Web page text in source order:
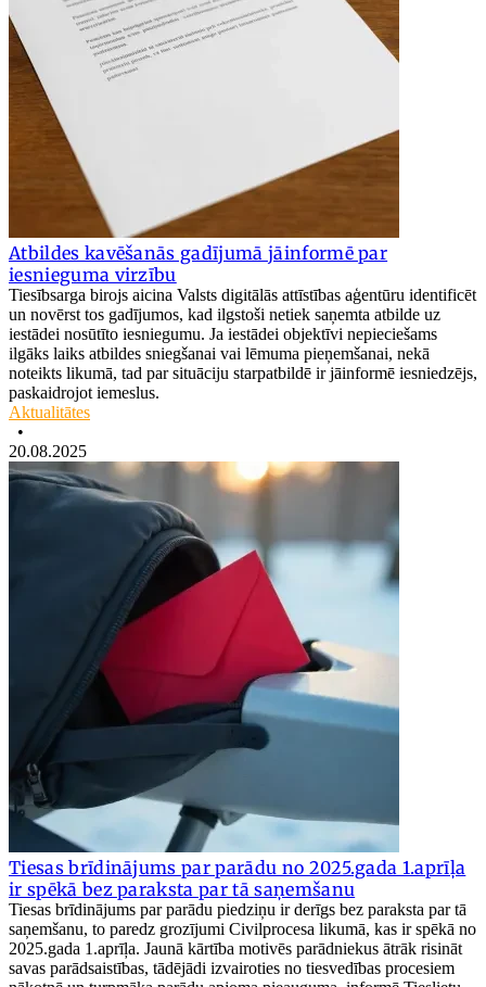
Atbildes kavēšanās gadījumā jāinformē par
iesnieguma virzību
Tiesībsarga birojs aicina Valsts digitālās attīstības aģentūru identificēt
un novērst tos gadījumos, kad ilgstoši netiek saņemta atbilde uz
iestādei nosūtīto iesniegumu. Ja iestādei objektīvi nepieciešams
ilgāks laiks atbildes sniegšanai vai lēmuma pieņemšanai, nekā
noteikts likumā, tad par situāciju starpatbildē ir jāinformē iesniedzējs,
paskaidrojot iemeslus.
Aktualitātes
•
20.08.2025
Tiesas brīdinājums par parādu no 2025.gada 1.aprīļa
ir spēkā bez paraksta par tā saņemšanu
Tiesas brīdinājums par parādu piedziņu ir derīgs bez paraksta par tā
saņemšanu, to paredz grozījumi Civilprocesa likumā, kas ir spēkā no
2025.gada 1.aprīļa. Jaunā kārtība motivēs parādniekus ātrāk risināt
savas parādsaistības, tādējādi izvairoties no tiesvedības procesiem